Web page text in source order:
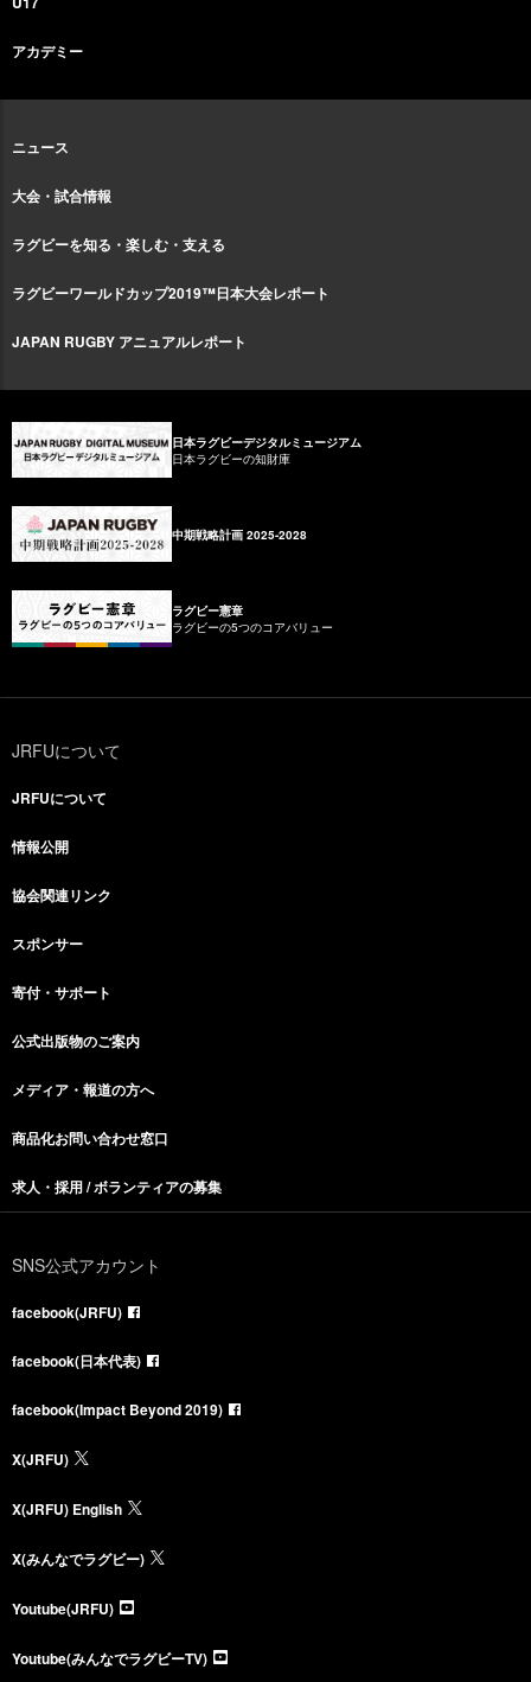
アカデミー
ニュース
大会・試合情報
ラグビーを知る・楽しむ・支える
ラグビーワールドカップ2019™日本大会レポート
JAPAN RUGBY アニュアルレポート
日本ラグビーデジタルミュージアム
日本ラグビーの知財庫
中期戦略計画 2025-2028
ラグビー憲章
ラグビーの5つのコアバリュー
JRFUについて
JRFUについて
情報公開
協会関連リンク
スポンサー
寄付・サポート
公式出版物のご案内
メディア・報道の方へ
商品化お問い合わせ窓口
求人・採用 / ボランティアの募集
SNS公式アカウント
facebook(JRFU)
facebook(日本代表)
facebook(Impact Beyond 2019)
X(JRFU)
X(JRFU) English
X(みんなでラグビー)
Youtube(JRFU)
Youtube(みんなでラグビーTV)